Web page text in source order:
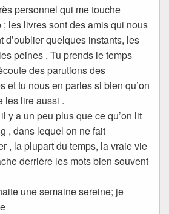
personnel qui me touche
; les livres sont des amis qui nous
d’oublier quelques instants, les
peines . Tu prends le temps
des parutions des
et tu nous en parles si bien qu’on
les lire aussi .
y a un peu plus que ce qu’on lit
, dans lequel on ne fait
, la plupart du temps, la vraie vie
derrière les mots bien souvent
une semaine sereine; je